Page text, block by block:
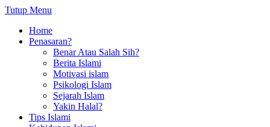
Tutup Menu
Home
Penasaran?
Benar Atau Salah Sih?
Berita Islami
Motivasi islam
Psikologi Islam
Sejarah Islam
Yakin Halal?
Tips Islami